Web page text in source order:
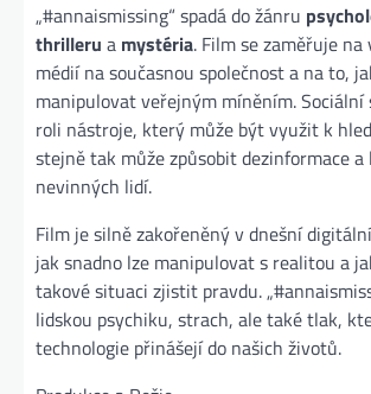
„#annaismissing“ spadá do žánru
thrilleru a mystéria. Film se zaměřuje
médií na současnou společnost a na to,
manipulovat veřejným míněním. Sociální
roli nástroje, který může být využit k
stejně tak může způsobit dezinformace
nevinných lidí.
Film je silně zakořeněný v dnešní
jak snadno lze manipulovat s realitou a
takové situaci zjistit pravdu.
lidskou psychiku, strach, ale také tlak,
technologie přinášejí do našich životů.